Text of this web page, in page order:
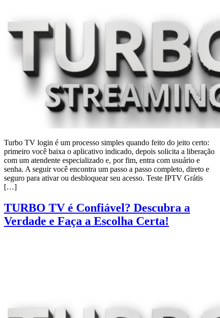
Turbo TV login é um processo simples quando feito do jeito certo:
primeiro você baixa o aplicativo indicado, depois solicita a liberação
com um atendente especializado e, por fim, entra com usuário e
senha. A seguir você encontra um passo a passo completo, direto e
seguro para ativar ou desbloquear seu acesso. Teste IPTV Grátis
[…]
TURBO TV é Confiável? Descubra a
Verdade e Faça a Escolha Certa!